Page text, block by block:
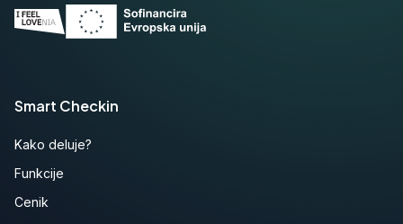
Smart Checkin
Kako deluje?
Funkcije
Cenik